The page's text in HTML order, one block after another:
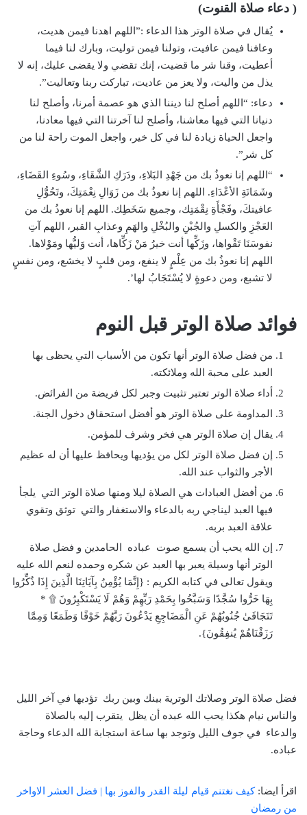
( دعاء صلاة القنوت)
يُقال في صلاة الوتر هذا الدعاء :”اللهم اهدنا فيمن هديت،
وعافنا فيمن عافيت، وتولنا فيمن توليت، وبارك لنا فيما
أعطيت، وقنا شر ما قضيت، إنك تقضي ولا يقضى عليك، إنه لا
يذل من واليت، ولا يعز من عاديت، تباركت ربنا وتعاليت”.
دعاء: “اللهم أصلح لنا ديننا الذي هو عصمة أمرنا، وأصلح لنا
دنيانا التي فيها معاشنا، وأصلح لنا آخرتنا التي فيها معادنا،
واجعل الحياة زيادة لنا في كل خير، واجعل الموت راحة لنا من
كل شر”.
“اللهم إنا نعوذُ بك من جَهْدِ البَلاءِ، ودَرَكِ الشَّقَاءِ، وسُوءِ القَضَاءِ،
وشَمَاتَةِ الأعْدَاءِ. اللهم إنا نعوذُ بك من زَوَالِ نِعْمَتِكَ، وتَحُوُّلِ
عافيتكَ، وفَجْأَةِ نِقْمَتِك، وجميع سَخَطِك. اللهم إنا نعوذُ بك من
العَجْزِ والكسلِ والجُبْنِ والبُخْلِ والهَمِ وعذابِ القبر، اللهم آتِ
نفوسَنَا تَقْواها، وزَكِّها أنت خيرُ مَنْ زَكِّاها، أنت وَليُّها ومَوْلاها.
اللهم إنا نعوذُ بك من عِلْمٍ لا ينفع، ومن قلبٍ لا يخشع، ومن نفسٍ
لا تشبع، ومن دعوةٍ لا يُسْتَجَابُ لها’.
فوائد صلاة الوتر قبل النوم
من فضل صلاة الوتر أنها تكون من الأسباب التي يحظى بها
العبد على محبة الله وملائكته.
أداء صلاة الوتر تعتبر تثبيت وجبر لكل فريضة من الفرائض.
المداومة على صلاة الوتر هو أفضل استحقاق دخول الجنة.
يقال إن صلاة الوتر هي فخر وشرف للمؤمن.
إن فضل صلاة الوتر لكل من يؤديها ويحافظ عليها أن له عظيم
الأجر والثواب عند الله.
من أفضل العبادات هي الصلاة ليلا ومنها صلاة الوتر التي يلجأ
فيها العبد ليناجي ربه بالدعاء والاستغفار والتي توثق وتقوي
علاقة العبد بربه.
إن الله يحب أن يسمع صوت عباده الحامدين و فضل صلاة
الوتر أنها وسيلة يعبر بها العبد عن شكره وحمده لنعم الله عليه
ويقول تعالى في كتابه الكريم : {إِنَّمَا يُؤْمِنُ بِآيَاتِنَا الَّذِينَ إِذَا ذُكِّرُوا
بِهَا خَرُّوا سُجَّدًا وَسَبَّحُوا بِحَمْدِ رَبِّهِمْ وَهُمْ لَا يَسْتَكْبِرُونَ ۩ *
تَتَجَافَىٰ جُنُوبُهُمْ عَنِ الْمَضَاجِعِ يَدْعُونَ رَبَّهُمْ خَوْفًا وَطَمَعًا وَمِمَّا
رَزَقْنَاهُمْ يُنفِقُونَ}.
فضل صلاة الوتر وصلاتك الوترية بينك وبين ربك تؤديها في آخر الليل
والناس نيام هكذا يحب الله عبده أن يظل يتقرب إليه بالصلاة
والدعاء في جوف الليل وتوجد بها ساعة استجابة الله الدعاء وحاجة
عباده.
اقرأ ايضا:كيف نغتنم قيام ليلة القدر والفوز بها | فضل العشر الاواخر
من رمضان